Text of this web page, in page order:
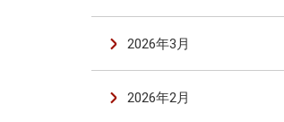
2026年3月
2026年2月